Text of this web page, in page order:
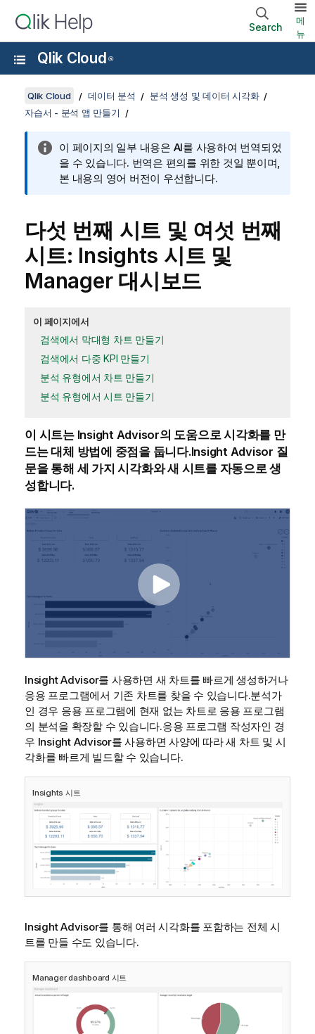
Search
메
뉴
Qlik Cloud ®
Qlik Cloud 데이터 분석
분석 생성 및 데이터 시각화
자습서 - 분석 앱 만들기
이 페이지의 일부 내용은 AI를 사용하여 번역되었
을 수 있습니다. 번역은 편의를 위한 것일 뿐이며,
본 내용의 영어 버전이 우선합니다.
다섯 번째 시트 및 여섯 번째
시트: Insights 시트 및
Manager대시보드
이 페이지에서
검색에서 막대형 차트 만들기
검색에서 다중 KPI 만들기
분석 유형에서 차트 만들기
분석 유형에서 시트 만들기
이 시트는 Insight Advisor의 도움으로 시각화를 만
드는 대체 방법에 중점을 둡니다.Insight Advisor 질
문을 통해 세 가지 시각화와 새 시트를 자동으로 생
성합니다.
Insight Advisor를 사용하면 새 차트를 빠르게 생성하거나
응용 프로그램에서 기존 차트를 찾을 수 있습니다.분석가
인 경우 응용 프로그램에 현재 없는 차트로 응용 프로그램
의 분석을 확장할 수 있습니다.응용 프로그램 작성자인 경
우 Insight Advisor를 사용하면 사양에 따라 새 차트 및 시
각화를 빠르게 빌드할 수 있습니다.
Insights 시트
Insight Advisor를 통해 여러 시각화를 포함하는 전체 시
트를 만들 수도 있습니다.
Manager dashboard 시트